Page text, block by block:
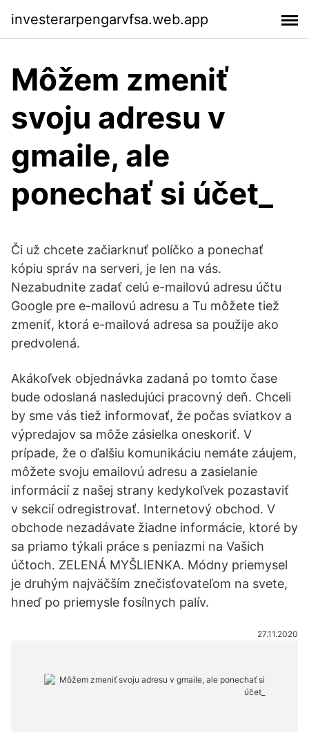
investerarpengarvfsa.web.app
Môžem zmeniť
svoju adresu v
gmaile, ale
ponechať si účet_
Či už chcete začiarknuť políčko a ponechať
kópiu správ na serveri, je len na vás.
Nezabudnite zadať celú e-mailovú adresu účtu
Google pre e-mailovú adresu a Tu môžete tiež
zmeniť, ktorá e-mailová adresa sa použije ako
predvolená.
Akákoľvek objednávka zadaná po tomto čase
bude odoslaná nasledujúci pracovný deň. Chceli
by sme vás tiež informovať, že počas sviatkov a
výpredajov sa môže zásielka oneskoriť. V
prípade, že o ďalšiu komunikáciu nemáte záujem,
môžete svoju emailovú adresu a zasielanie
informácií z našej strany kedykoľvek pozastaviť
v sekcií odregistrovať. Internetový obchod. V
obchode nezadávate žiadne informácie, ktoré by
sa priamo týkali práce s peniazmi na Vašich
účtoch. ZELENÁ MYŠLIENKA. Módny priemysel
je druhým najväčším znečisťovateľom na svete,
hneď po priemysle fosílnych palív.
27.11.2020